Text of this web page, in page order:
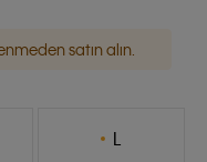
satın alın.
L